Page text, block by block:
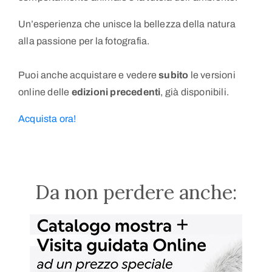
Un’esperienza che unisce la bellezza della natura
alla passione per la fotografia.
Puoi anche acquistare e vederesubito le versioni
online delle edizioni precedenti, già disponibili.
Acquista ora!
Da non perdere anche: